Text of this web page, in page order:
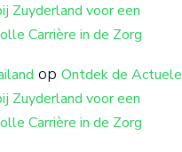
Zuyderland voor een
Carrière in de Zorg
op Ontdek de Actuele
Zuyderland voor een
Carrière in de Zorg